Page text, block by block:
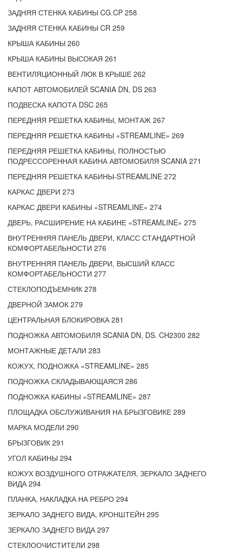
ЗАДНЯЯ СТЕНКА КАБИНЫ CG.CP 258
ЗАДНЯЯ СТЕНКА КАБИНЫ CR 259
КРЫША КАБИНЫ 260
КРЫША КАБИНЫ ВЫСОКАЯ 261
ВЕНТИЛЯЦИОННЫЙ ЛЮК В КРЫШЕ 262
КАПОТ АВТОМОБИЛЕЙ SCANIA DN, DS 263
ПОДВЕСКА КАПОТА DSC 265
ПЕРЕДНЯЯ РЕШЕТКА КАБИНЫ, МОНТАЖ 267
ПЕРЕДНЯЯ РЕШЕТКА КАБИНЫ «STREAMLINE» 269
ПЕРЕДНЯЯ РЕШЕТКА КАБИНЫ, ПОЛНОСТЬЮ
ПОДРЕССОРЕННАЯ КАБИНА АВТОМОБИЛЯ SCANIA 271
ПЕРЕДНЯЯ РЕШЕТКА КАБИНЫ-STREAMLINE 272
КАРКАС ДВЕРИ 273
КАРКАС ДВЕРИ КАБИНЫ «STREAMLINE» 274
ДВЕРЬ, РАСШИРЕНИЕ НА КАБИНЕ «STREAMLINE» 275
ВНУТРЕННЯЯ ПАНЕЛЬ ДВЕРИ, КЛАСС СТАНДАРТНОЙ
КОМФОРТАБЕЛЬНОСТИ 276
ВНУТРЕННЯЯ ПАНЕЛЬ ДВЕРИ, ВЫСШИЙ КЛАСС
КОМФОРТАБЕЛЬНОСТИ 277
СТЕКЛОПОДЪЕМНИК 278
ДВЕРНОЙ ЗАМОК 279
ЦЕНТРАЛЬНАЯ БЛОКИРОВКА 281
ПОДНОЖКА АВТОМОБИЛЯ SCANIA DN, DS. CH2300 282
МОНТАЖНЫЕ ДЕТАЛИ 283
КОЖУХ, ПОДНОЖКА «STREAMLINE» 285
ПОДНОЖКА СКЛАДЫВАЮЩАЯСЯ 286
ПОДНОЖКА КАБИНЫ «STREAMLINE» 287
ПЛОЩАДКА ОБСЛУЖИВАНИЯ НА БРЫЗГОВИКЕ 289
МАРКА МОДЕЛИ 290
БРЫЗГОВИК 291
УГОЛ КАБИНЫ 294
КОЖУХ ВОЗДУШНОГО ОТРАЖАТЕЛЯ, ЗЕРКАЛО ЗАДНЕГО
ВИДА 294
ПЛАНКА, НАКЛАДКА НА РЕБРО 294
ЗЕРКАЛО ЗАДНЕГО ВИДА, КРОНШТЕЙН 295
ЗЕРКАЛО ЗАДНЕГО ВИДА 297
СТЕКЛООЧИСТИТЕЛИ 298